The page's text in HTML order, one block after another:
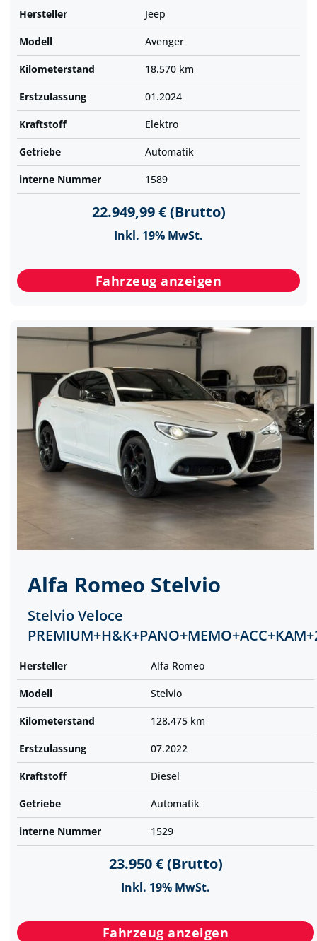
Hersteller Jeep
Modell Avenger
Kilometer­stand 18.570 km
Erst­zulassung 01.2024
Kraftstoff Elektro
Getriebe Automatik
interne Nummer 1589
22.949,99 € (Brutto)
Inkl. 19% MwSt.
Fahrzeug anzeigen
Alfa Romeo Stelvio
Stelvio Veloce
Hersteller Alfa Romeo
Modell Stelvio
Kilometer­stand 128.475 km
Erst­zulassung 07.2022
Kraftstoff Diesel
Getriebe Automatik
interne Nummer 1529
23.950 € (Brutto)
Inkl. 19% MwSt.
Fahrzeug anzeigen